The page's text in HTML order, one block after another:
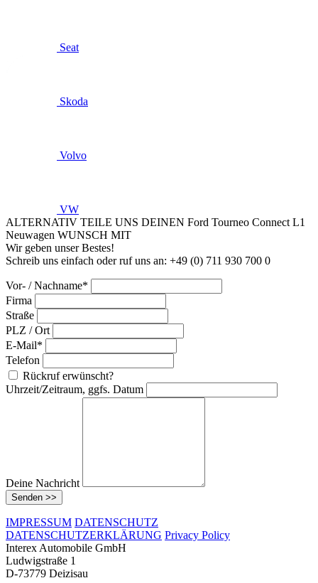
Seat
Skoda
Volvo
VW
ALTERNATIV TEILE UNS DEINEN Ford Tourneo Connect L1
Neuwagen WUNSCH MIT
Wir geben unser Bestes!
Schreib uns einfach oder ruf uns an: +49 (0) 711 930 700 0
Vor- / Nachname*
Firma
Straße
PLZ / Ort
E-Mail*
Telefon
Rückruf erwünscht?
Uhrzeit/Zeitraum, ggfs. Datum
Deine Nachricht
Senden >>
IMPRESSUM DATENSCHUTZ
DATENSCHUTZERKLÄRUNG Privacy Policy
Interex Automobile GmbH
Ludwigstraße 1
D-73779 Deizisau